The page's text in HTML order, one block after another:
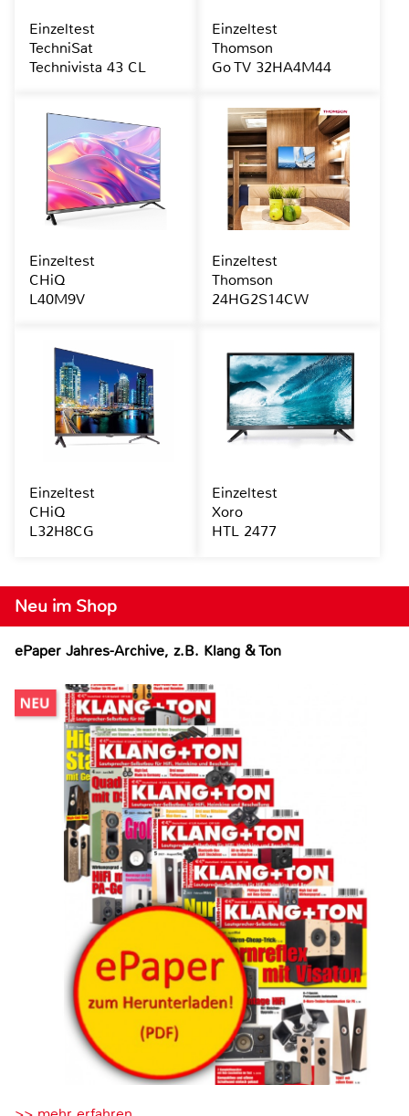
Neu im Shop
ePaper Jahres-Archive, z.B. Klang & Ton
Einzeltest
TechniSat
Technivista 43 CL
Einzeltest
Thomson
Go TV 32HA4M44
Einzeltest
CHiQ
L40M9V
Einzeltest
Thomson
24HG2S14CW
Einzeltest
CHiQ
L32H8CG
Einzeltest
Xoro
HTL 2477